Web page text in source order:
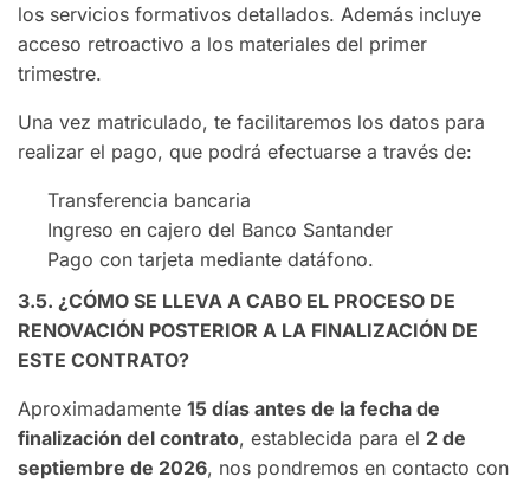
los servicios formativos detallados. Además incluye
acceso retroactivo a los materiales del primer
trimestre.
Una vez matriculado, te facilitaremos los datos para
realizar el pago, que podrá efectuarse a través de:
Transferencia bancaria
Ingreso en cajero del Banco Santander
Pago con tarjeta mediante datáfono.
3.5. ¿CÓMO SE LLEVA A CABO EL PROCESO DE
RENOVACIÓN POSTERIOR A LA FINALIZACIÓN DE
ESTE CONTRATO?
Aproximadamente 15 días antes de la fecha de
finalización del contrato, establecida para el 2 de
septiembre de 2026, nos pondremos en contacto con